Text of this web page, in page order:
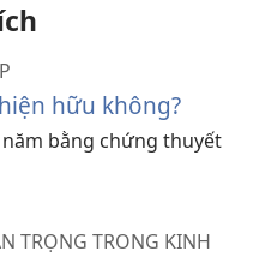
hữu không?
bằng chứng thuyết
TRỌNG TRONG KINH